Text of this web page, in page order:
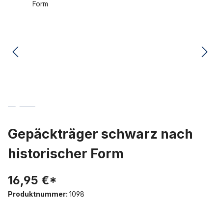
Gepäckträger schwarz nach
historischer Form
16,95 €*
Produktnummer: 1098